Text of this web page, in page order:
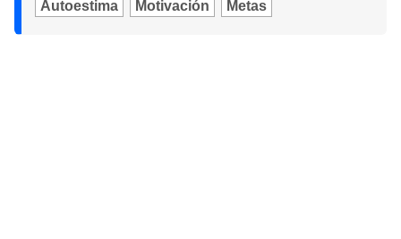
Autoestima Motivación Metas